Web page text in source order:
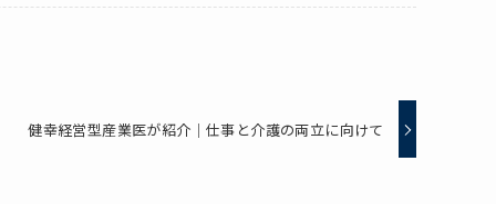
健幸経営型産業医が紹介｜仕事と介護の両立に向けて